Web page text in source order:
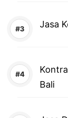
Jasa
Bali